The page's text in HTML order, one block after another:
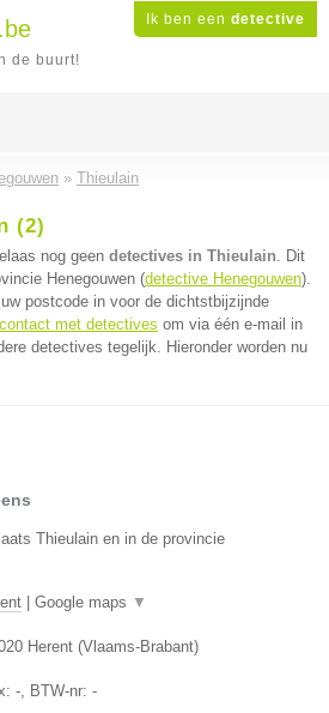
Ik ben een detective
de buurt!
» Thieulain
(2)
nog geen detectives in Thieulain. Dit
Henegouwen (detective Henegouwen).
postcode in voor de dichtstbijzijnde
met detectives om via één e-mail in
detectives tegelijk. Hieronder worden nu
Thieulain en in de provincie
Google maps ▼
Herent (Vlaams-Brabant)
-, BTW-nr: -